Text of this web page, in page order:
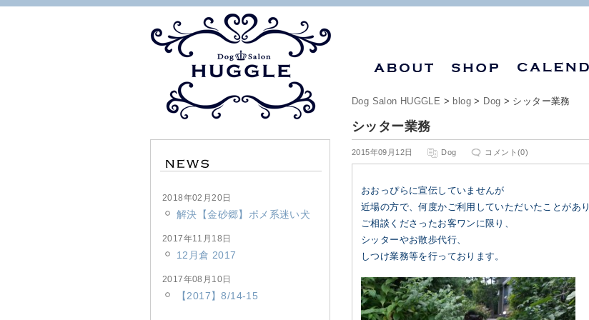
Dog Salon HUGGLE > blog> Dog > シッター業務
シッター業務
2015年09月12日 Dog コメント(0)
おおっぴらに宣伝していませんが
近場の方で、何度かご利用していただいたことがあり
ご相談くださったお客ワンに限り、
シッターやお散歩代行、
しつけ業務等を行っております。
2018年02月20日
解決【金砂郷】ポメ系迷い犬
2017年11月18日
12月倉 2017
2017年08月10日
【2017】8/14-15